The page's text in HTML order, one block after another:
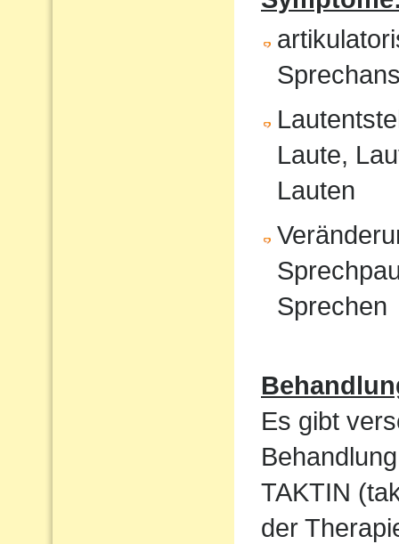
Laute,
Lauten
Sprechen
Es gibt
TAKTIN
der